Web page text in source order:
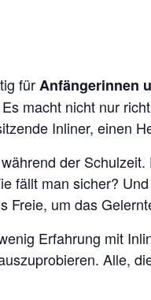
fürAnfängerinnen
macht nicht nur
Inliner, einen
der
fällt man sicher?
Freie, um das
Erfahrung mit
Alle,